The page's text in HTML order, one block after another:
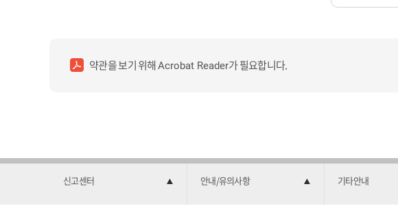
약관을 보기 위해Acrobat Reader가 필요합니다.
신고센터 안내/유의사항 기타안내